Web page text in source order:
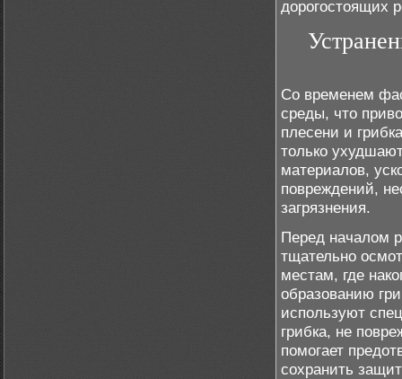
дорогостоящих
Со временем
среды, что
плесени и
только
материалов,
повреждений,
загрязнения.
Перед началом
тщательно
местам, где
образованию
используют
грибка, не
помогает
сохранить